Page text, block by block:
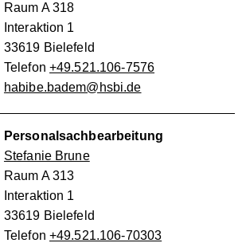
Raum A 318
Interaktion 1
33619 Bielefeld
Telefon +49.521.106-7576
habibe.badem@hsbi.de
Personalsachbearbeitung
Stefanie Brune
Raum A 313
Interaktion 1
33619 Bielefeld
Telefon +49.521.106-70303